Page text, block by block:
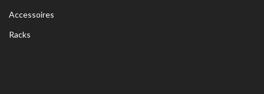
Accessoires
Racks